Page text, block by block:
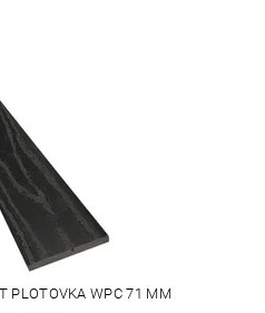
PLOTOVKA WPC 71 MM